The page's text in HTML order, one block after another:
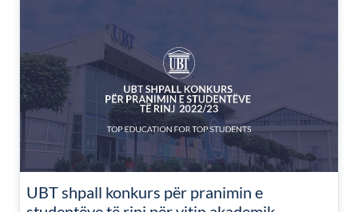
UBT shpall konkurs për pranimin e